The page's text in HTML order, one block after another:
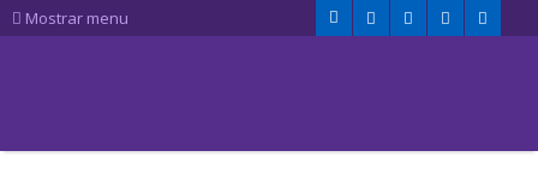
Mostrar menu